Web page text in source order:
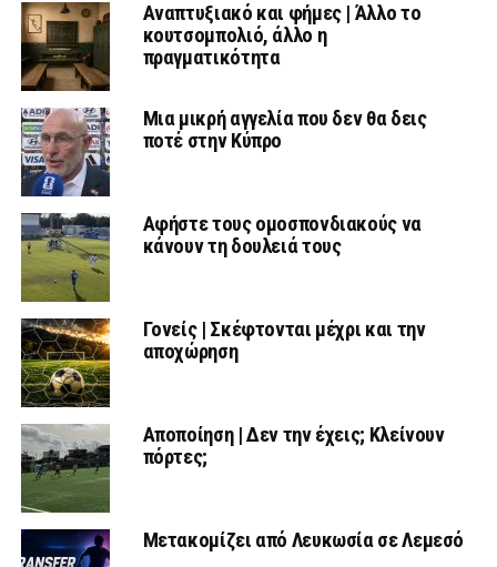
Αναπτυξιακό και φήμες | Άλλο το
κουτσομπολιό, άλλο η
πραγματικότητα
Μια μικρή αγγελία που δεν θα δεις
ποτέ στην Κύπρο
Αφήστε τους ομοσπονδιακούς να
κάνουν τη δουλειά τους
Γονείς | Σκέφτονται μέχρι και την
αποχώρηση
Αποποίηση | Δεν την έχεις; Κλείνουν
πόρτες;
Μετακομίζει από Λευκωσία σε Λεμεσό